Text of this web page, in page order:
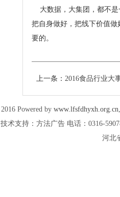
大数据，大集团，都不是
把自身做好，把线下价值
要的。
上一条： 2016食品行业大
2016 Powered by www.lfsfdhyxh.org.cn
技术支持：方法广告 电话：0316-
河北